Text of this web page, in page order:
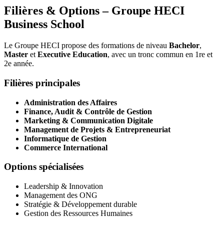
Filières & Options – Groupe HECI
Business School
Le Groupe HECI propose des formations de niveau Bachelor,
Master et Executive Education, avec un tronc commun en 1re et
2e année.
Filières principales
Administration des Affaires
Finance, Audit & Contrôle de Gestion
Marketing & Communication Digitale
Management de Projets & Entrepreneuriat
Informatique de Gestion
Commerce International
Options spécialisées
Leadership & Innovation
Management des ONG
Stratégie & Développement durable
Gestion des Ressources Humaines